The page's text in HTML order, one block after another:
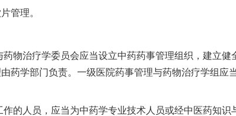
管理。
治疗学委员会应当设立中药药事管理组织，建立健
药学部门负责。一级医院药事管理与药物治疗学组应
人员，应当为中药学专业技术人员或经中医药知识